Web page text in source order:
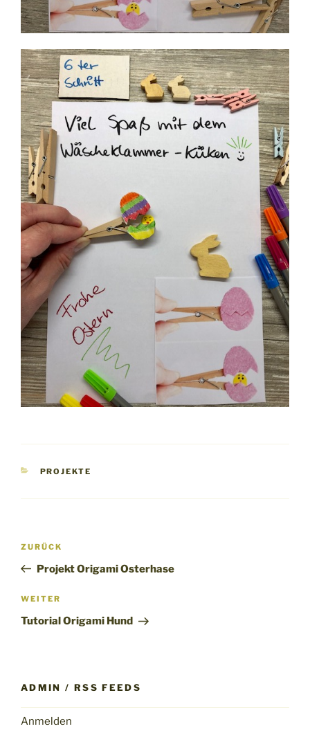
KATEGORIEN
PROJEKTE
Beitragsnavigation
Vorheriger
Beitrag
ZURÜCK
Projekt Origami Osterhase
Nächster
Beitrag
WEITER
Tutorial Origami Hund
ADMIN / RSS FEEDS
Anmelden